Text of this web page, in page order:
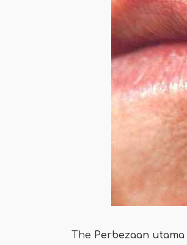
The Perbezaan utama